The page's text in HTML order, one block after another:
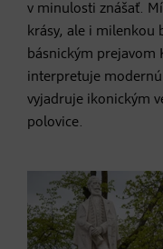
v minulosti znášať.
krásy, ale i milenkou
básnickým prejavom
interpretuje
vyjadruje ikonickým
polovice.